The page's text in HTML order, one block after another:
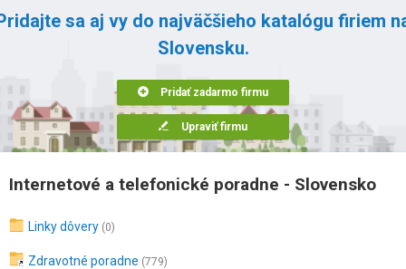
sa aj vy do najväčšieho katalógu firiem
Slovensku.
Pridať zadarmo firmu
Upraviť firmu
Internetové a telefonické poradne - Slovensko
Linky dôvery (0)
Zdravotné poradne (779)